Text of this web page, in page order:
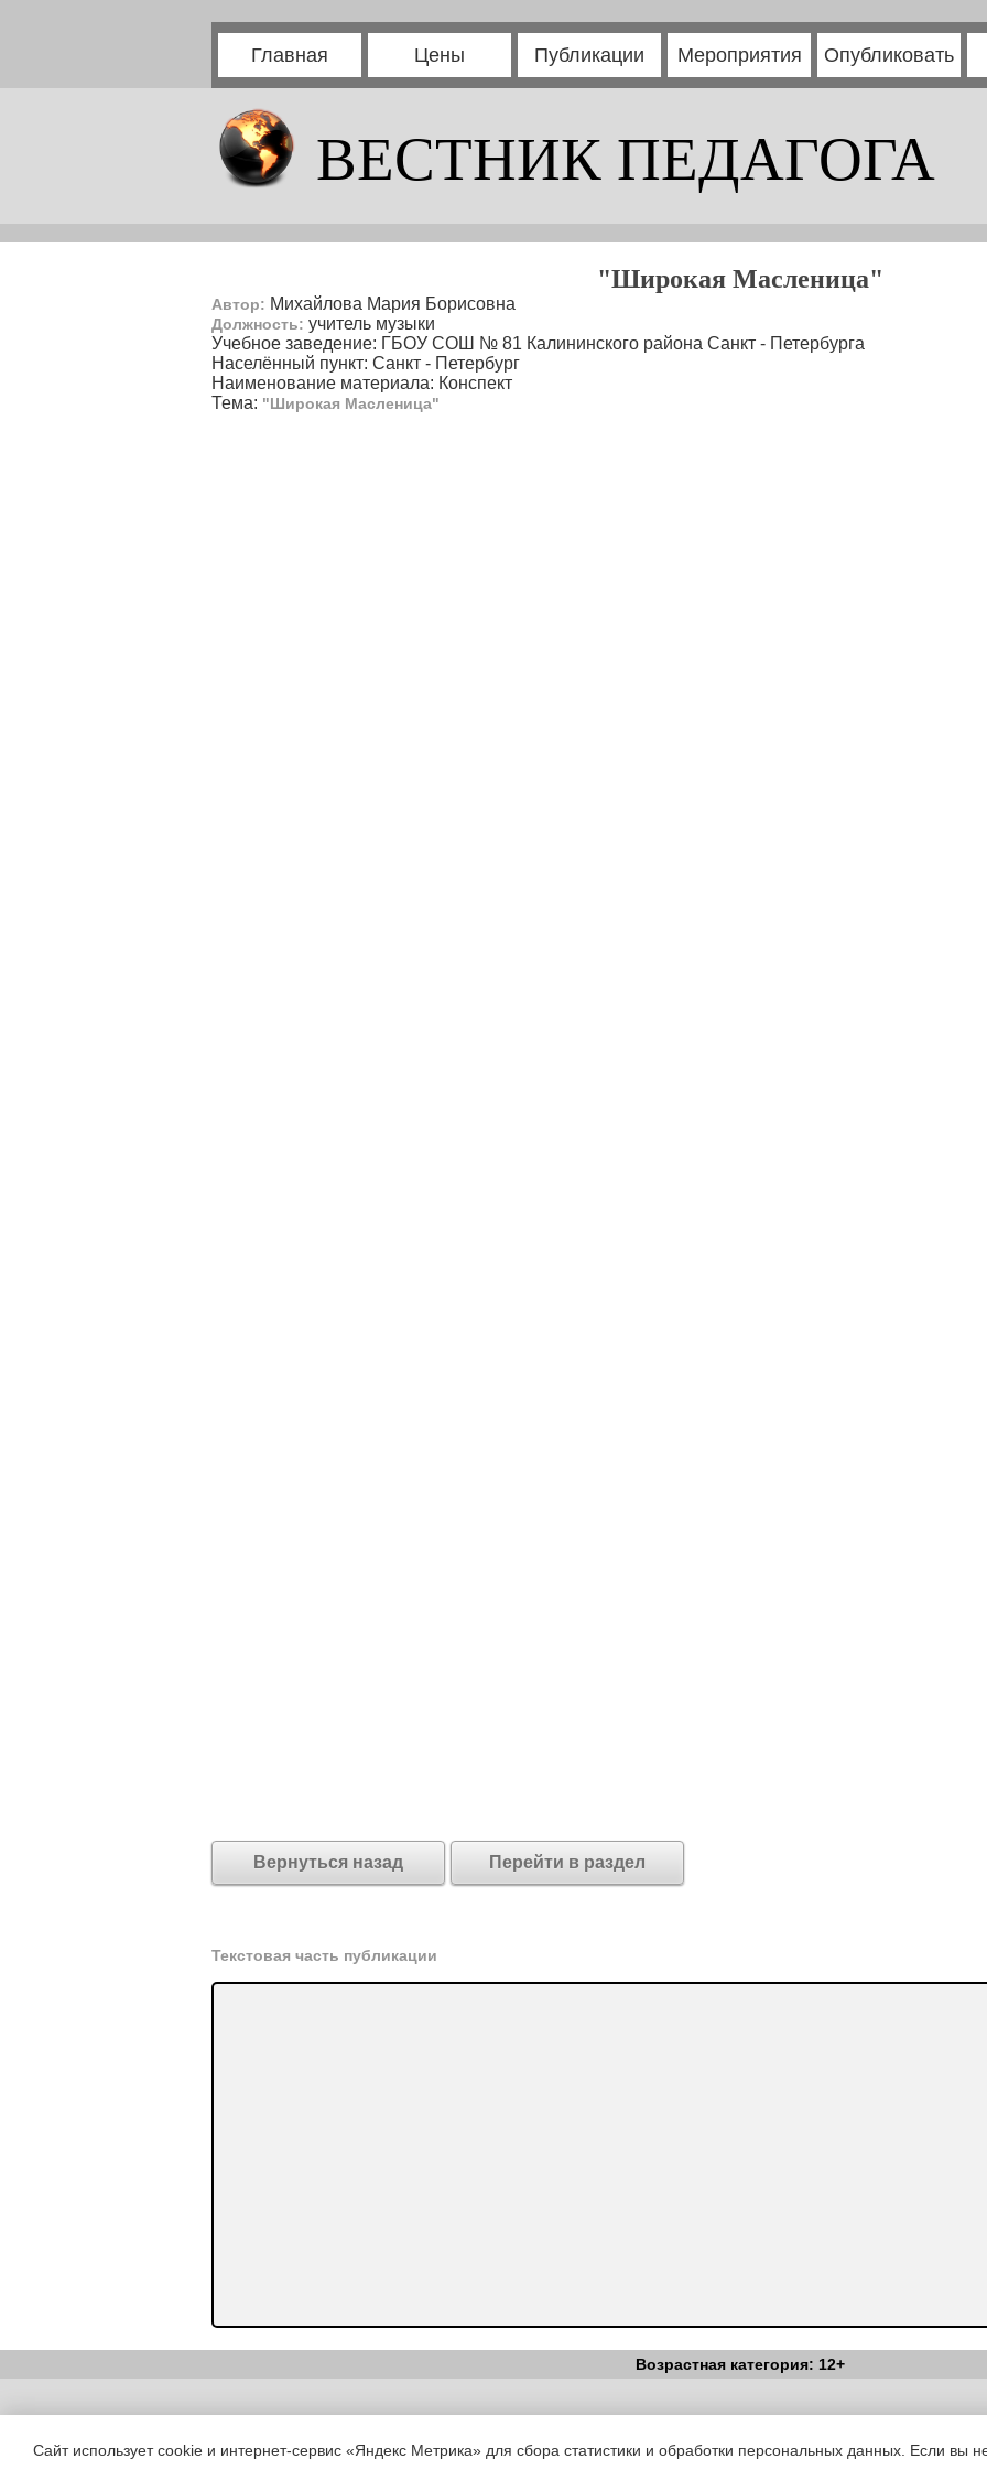
Главная Цены Публикации Мероприятия Опубликовать
ВЕСТНИК ПЕДАГОГА
"Широкая Масленица"
Автор: Михайлова Мария Борисовна
Должность: учитель музыки
Учебное заведение: ГБОУ СОШ № 81 Калининского района Санкт - Петербурга
Населённый пункт: Санкт - Петербург
Наименование материала: Конспект
Тема: "Широкая Масленица"
Вернуться назад Перейти в раздел
Текстовая часть публикации
Возрастная категория: 12+
Copyright (c) |Вестник Педагога|Об издании|Условия|Политика
Сайт использует cookie и интернет-сервис «Яндекс Метрика» для сбора статистики и обработки персональных данных. Если вы